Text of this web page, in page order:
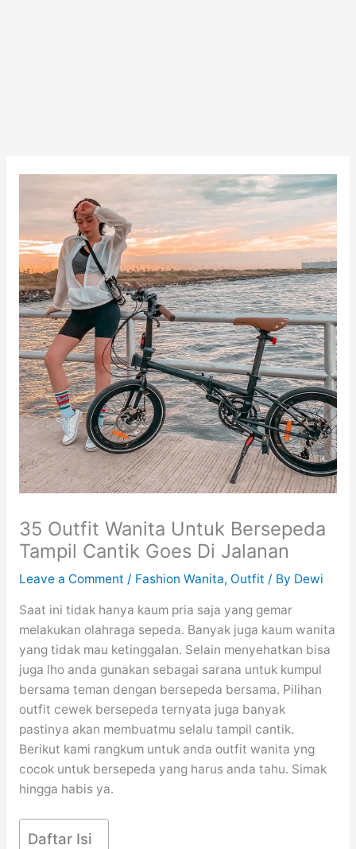
35 Outfit Wanita Untuk Bersepeda
Tampil Cantik Goes Di Jalanan
Leave a Comment / Fashion Wanita, Outfit / By Dewi
Saat ini tidak hanya kaum pria saja yang gemar
melakukan olahraga sepeda. Banyak juga kaum wanita
yang tidak mau ketinggalan. Selain menyehatkan bisa
juga lho anda gunakan sebagai sarana untuk kumpul
bersama teman dengan bersepeda bersama. Pilihan
outfit cewek bersepeda ternyata juga banyak
pastinya akan membuatmu selalu tampil cantik.
Berikut kami rangkum untuk anda outfit wanita yng
cocok untuk bersepeda yang harus anda tahu. Simak
hingga habis ya.
Daftar Isi